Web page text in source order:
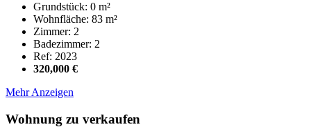
Grundstück: 0 m²
Wohnfläche: 83 m²
Zimmer: 2
Badezimmer: 2
Ref: 2023
320,000 €
Mehr Anzeigen
Wohnung zu verkaufen